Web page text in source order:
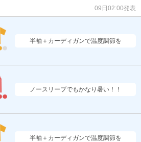
09日02:00発表
半袖＋カーディガンで温度調節を
ノースリーブでもかなり暑い！！
半袖＋カーディガンで温度調節を